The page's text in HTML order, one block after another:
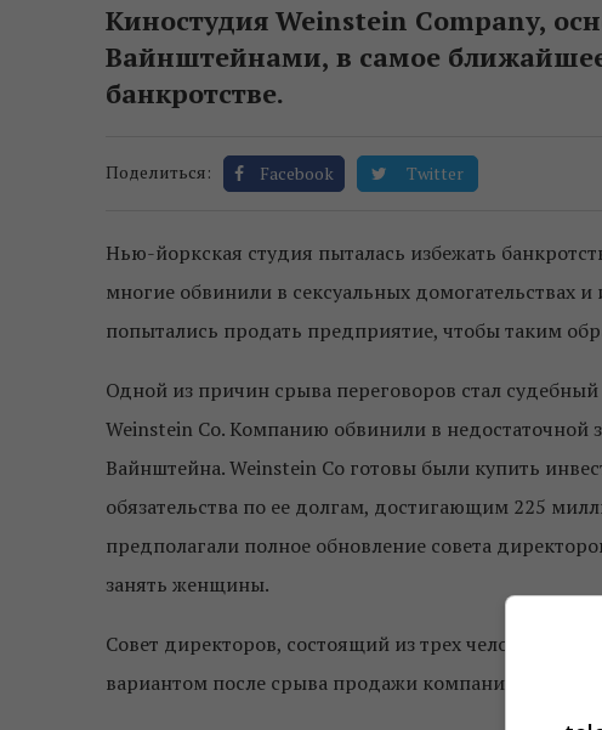
Киностудия Weinstein Company,
Вайнштейнами, в самое
банкротстве.
Поделиться: Facebook Twitter
Нью-йоркская студия пыталась избежать
многие обвинили в сексуальных домогательствах
попытались продать предприятие, чтобы таким
Одной из причин срыва переговоров стал
Weinstein Co. Компанию обвинили в
Вайнштейна. Weinstein Co готовы были купить
обязательства по ее долгам, достигающим 225
предполагали полное обновление совета
занять женщины.
Совет директоров, состоящий из трех человек,
вариантом после срыва продажи компании.